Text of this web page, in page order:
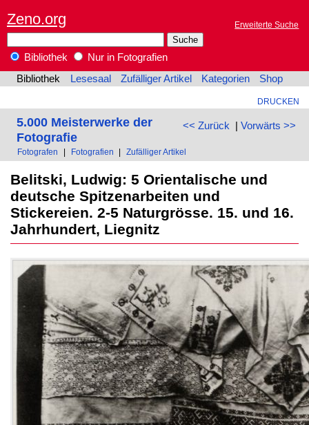
Zeno.org Erweiterte Suche
Bibliothek
Nur in Fotografien
Bibliothek
Lesesaal Zufälliger Artikel Kategorien Shop
DRUCKEN
<< Zurück | Vorwärts >>
5.000 Meisterwerke der
Fotografie
Fotografen Fotografien Zufälliger Artikel
Belitski, Ludwig: 5 Orientalische und
deutsche Spitzenarbeiten und
Stickereien. 2-5 Naturgrösse. 15. und 16.
Jahrhundert, Liegnitz